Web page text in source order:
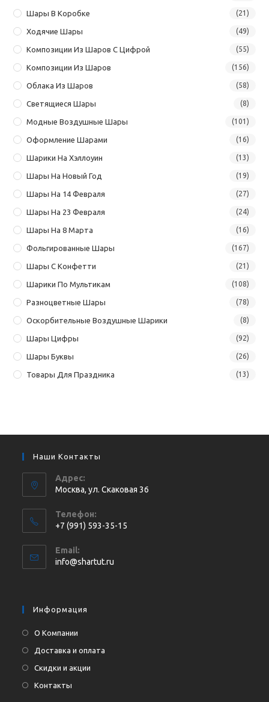
Шары В Коробке (21)
Ходячие Шары (49)
Композиции Из Шаров С Цифрой (55)
Композиции Из Шаров (156)
Облака Из Шаров (58)
Светящиеся Шары (8)
Модные Воздушные Шары (101)
Оформление Шарами (16)
Шарики На Хэллоуин (13)
Шары На Новый Год (19)
Шары На 14 Февраля (27)
Шары На 23 Февраля (24)
Шары На 8 Марта (16)
Фольгированные Шары (167)
Шары С Конфетти (21)
Шарики По Мультикам (108)
Разноцветные Шары (78)
Оскорбительные Воздушные Шарики (8)
Шары Цифры (92)
Шары Буквы (26)
Товары Для Праздника (13)
Наши Контакты
Адрес:
Москва, ул. Cкаковая 36
Телефон:
+7 (991) 593-35-15
в
вашем
Email:
info@shartut.ru
Информация
О Компании
Доставка и оплата
Скидки и акции
Контакты